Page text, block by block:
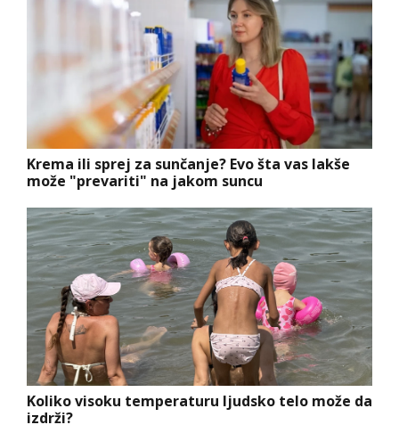
Krema ili sprej za sunčanje? Evo šta vas lakše
može "prevariti" na jakom suncu
Koliko visoku temperaturu ljudsko telo može da
izdrži?